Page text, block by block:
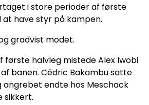
i store perioder af første
at have styr på kampen.
gradvist modet.
første halvleg mistede Alex Iwobi
banen. Cédric Bakambu satte
angrebet endte hos Meschack
sikkert.